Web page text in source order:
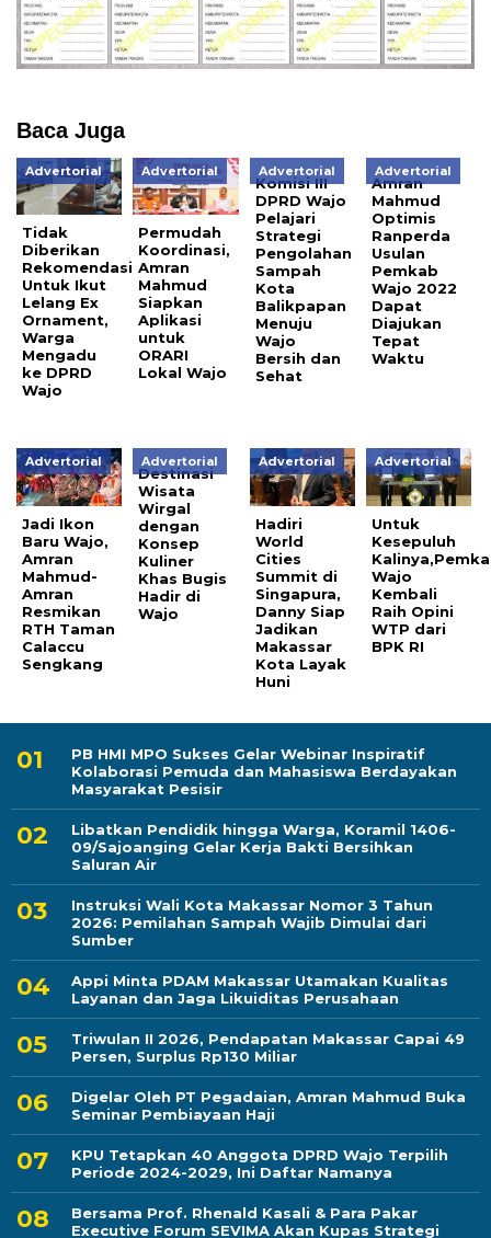
Baca Juga
Advertorial
Tidak
Diberikan
Rekomendasi
Untuk Ikut
Lelang Ex
Ornament,
Warga
Mengadu
ke DPRD
Wajo
Advertorial
Permudah
Koordinasi,
Amran
Mahmud
Siapkan
Aplikasi
untuk
ORARI
Lokal Wajo
Advertorial
Komisi III
DPRD Wajo
Pelajari
Strategi
Pengolahan
Sampah
Kota
Balikpapan
Menuju
Wajo
Bersih dan
Sehat
Advertorial
Amran
Mahmud
Optimis
Ranperda
Usulan
Pemkab
Wajo 2022
Dapat
Diajukan
Tepat
Waktu
Advertorial
Jadi Ikon
Baru Wajo,
Amran
Mahmud-
Amran
Resmikan
RTH Taman
Calaccu
Sengkang
Advertorial
Destinasi
Wisata
Wirgal
dengan
Konsep
Kuliner
Khas Bugis
Hadir di
Wajo
Advertorial
Hadiri
World
Cities
Summit di
Singapura,
Danny Siap
Jadikan
Makassar
Kota Layak
Huni
Advertorial
Untuk
Kesepuluh
Wajo
Kembali
Raih Opini
WTP dari
BPK RI
PB HMI MPO Sukses Gelar Webinar Inspiratif
Kolaborasi Pemuda dan Mahasiswa Berdayakan
Masyarakat Pesisir
Libatkan Pendidik hingga Warga, Koramil 1406-
09/Sajoanging Gelar Kerja Bakti Bersihkan
Saluran Air
Instruksi Wali Kota Makassar Nomor 3 Tahun
2026: Pemilahan Sampah Wajib Dimulai dari
Sumber
Appi Minta PDAM Makassar Utamakan Kualitas
Layanan dan Jaga Likuiditas Perusahaan
Triwulan II 2026, Pendapatan Makassar Capai 49
Persen, Surplus Rp130 Miliar
Digelar Oleh PT Pegadaian, Amran Mahmud Buka
Seminar Pembiayaan Haji
KPU Tetapkan 40 Anggota DPRD Wajo Terpilih
Periode 2024-2029, Ini Daftar Namanya
Bersama Prof. Rhenald Kasali & Para Pakar
Executive Forum SEVIMA Akan Kupas Strategi